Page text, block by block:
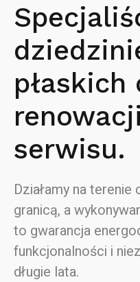
płaskich
serwisu.
Działamy na terenie
granicą, a
to gwarancja
funkcjonalności i
długie lata.